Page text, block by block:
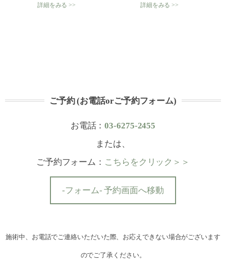
詳細をみる >> 詳細をみる >>
ご予約 (お電話orご予約フォーム)
お電話：03-6275-2455
または、
ご予約フォーム： こちらをクリック＞＞
-フォーム- 予約画面へ移動
施術中、お電話でご連絡いただいた際、お応えできない場合がございます
のでご了承ください。